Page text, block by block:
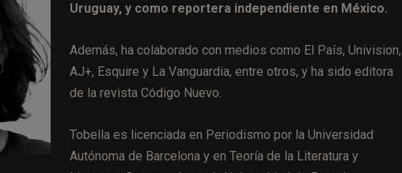
Uruguay, y como reportera independiente en México.
Además, ha colaborado con medios como El País, Univision,
AJ+, Esquire y La Vanguardia, entre otros, y ha sido editora
de la revista Código Nuevo.
Tobella es licenciada en Periodismo por la Universidad
Autónoma de Barcelona y en Teoría de la Literatura y